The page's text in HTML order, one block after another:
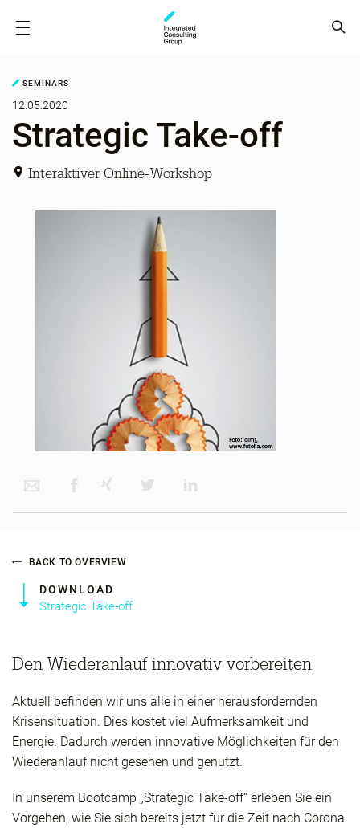
SEMINARS
12.05.2020
Strategic Take-off
Interaktiver Online-Workshop
BACK TO OVERVIEW
DOWNLOAD
Strategic Take-off
Den Wiederanlauf innovativ vorbereiten
Aktuell befinden wir uns alle in einer herausfordernden
Krisensituation. Dies kostet viel Aufmerksamkeit und
Energie. Dadurch werden innovative Möglichkeiten für den
Wiederanlauf nicht gesehen und genutzt.
In unserem Bootcamp „Strategic Take-off“ erleben Sie ein
Vorgehen, wie Sie sich bereits jetzt für die Zeit nach Corona